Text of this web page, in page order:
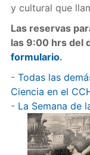
y cultural que
Las reservas
las 9:00 hrs del
formulario.
- Todas las
Ciencia en el
- La Semana de